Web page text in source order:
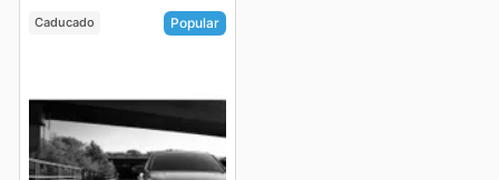
Caducado Popular